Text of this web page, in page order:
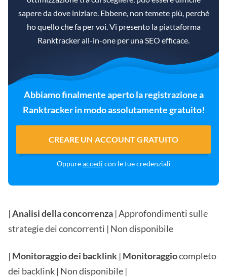
sapere da dove iniziare. Ebbene, non temete più, perché
ho quello che fa per voi. Vi presento la piattaforma
Ranktracker all-in-one per una SEO efficace.
Abbiamo finalmente aperto la registrazione a
Ranktracker in modo assolutamente gratuito!
CREARE UN ACCOUNT GRATUITO
Oppureaccedi con le tue credenziali
|Analisi della concorrenza | Approfondimenti sulle
strategie dei concorrenti | Non disponibile
| Monitoraggio dei backlink | Monitoraggiocompleto
dei backlink | Non disponibile |